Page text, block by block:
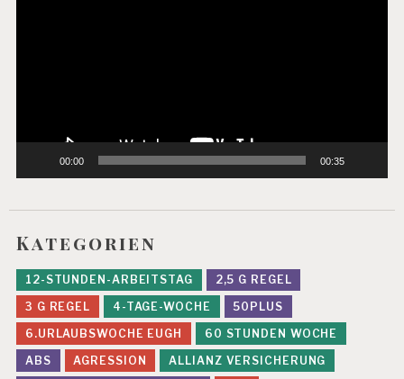
00:00 00:35
Kategorien
12-STUNDEN-ARBEITSTAG
2,5 G REGEL
3 G REGEL
4-TAGE-WOCHE
50PLUS
6.URLAUBSWOCHE EUGH
60 STUNDEN WOCHE
ABS
AGRESSION
ALLIANZ VERSICHERUNG